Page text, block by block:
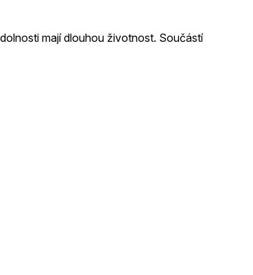
mají dlouhou životnost. Součástí